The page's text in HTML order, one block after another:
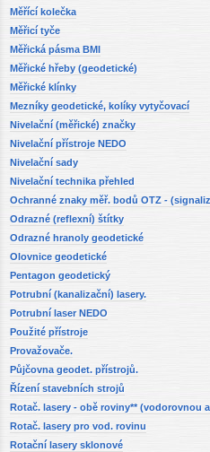
Měřící kolečka
Měřicí tyče
Měřická pásma BMI
Měřické hřeby (geodetické)
Měřické klínky
Mezníky geodetické, kolíky vytyčovací
Nivelační (měřické) značky
Nivelační přístroje NEDO
Nivelační sady
Nivelační technika přehled
Ochranné znaky měř. bodů OTZ -
Odrazné (reflexní) štítky
Odrazné hranoly geodetické
Olovnice geodetické
Pentagon geodetický
Potrubní (kanalizační) lasery.
Potrubní laser NEDO
Použité přístroje
Provažovače.
Půjčovna geodet. přístrojů.
Řízení stavebních strojů
Rotač. lasery - obě roviny** (vodorovnou
Rotač. lasery pro vod. rovinu
Rotační lasery sklonové